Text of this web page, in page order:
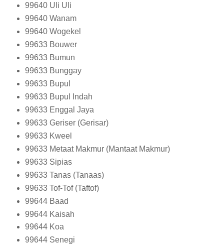
99640 Uli Uli
99640 Wanam
99640 Wogekel
99633 Bouwer
99633 Bumun
99633 Bunggay
99633 Bupul
99633 Bupul Indah
99633 Enggal Jaya
99633 Geriser (Gerisar)
99633 Kweel
99633 Metaat Makmur (Mantaat Makmur)
99633 Sipias
99633 Tanas (Tanaas)
99633 Tof-Tof (Taftof)
99644 Baad
99644 Kaisah
99644 Koa
99644 Senegi